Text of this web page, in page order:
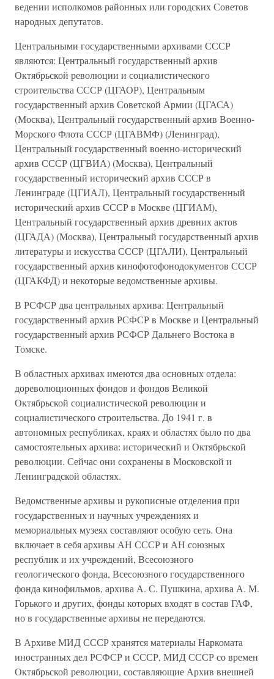
ведении исполкомов районных или городских Советов
народных депутатов.
Центральными государственными архивами СССР
являются: Центральный государственный архив
Октябрьской революции и социалистического
строительства СССР (ЦГАОР), Центральным
государственный архив Советской Армии (ЦГАСА)
(Москва), Центральный государственный архив Военно-
Морского Флота СССР (ЦГАВМФ) (Ленинград),
Центральный государственный военно-исторический
архив СССР (ЦГВИА) (Москва), Центральный
государственный исторический архив СССР в
Ленинграде (ЦГИАЛ), Центральный государственный
исторический архив СССР в Москве (ЦГИАМ),
Центральный государственный архив древних актов
(ЦГАДА) (Москва), Центральный государственный архив
литературы и искусства СССР (ЦГАЛИ), Центральный
государственный архив кинофотофонодокументов СССР
(ЦГАКФД) и некоторые ведомственные архивы.
В РСФСР два центральных архива: Центральный
государственный архив РСФСР в Москве и Центральный
государственный архив РСФСР Дальнего Востока в
Томске.
В областных архивах имеются два основных отдела:
дореволюционных фондов и фондов Великой
Октябрьской социалистической революции и
социалистического строительства. До 1941 г. в
автономных республиках, краях и областях было по два
самостоятельных архива: исторический и Октябрьской
революции. Сейчас они сохранены в Московской и
Ленинградской областях.
Ведомственные архивы и рукописные отделения при
государственных и научных учреждениях и
мемориальных музеях составляют особую сеть. Она
включает в себя архивы АН СССР и АН союзных
республик и их учреждений, Всесоюзного
геологического фонда, Всесоюзного государственного
фонда кинофильмов, архива А. С. Пушкина, архива А. М.
Горького и других, фонды которых входят в состав ГАФ,
но в государственные архивы не передаются.
В Архиве МИД СССР хранятся материалы Наркомата
иностранных дел РСФСР и СССР, МИД СССР со времен
Октябрьской революции, составляющие Архив внешней